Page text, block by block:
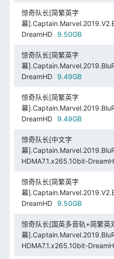
惊奇队长[简繁英字
幕
DreamHD
9.50GB
惊奇队长[简繁英字
幕
DreamHD
9.49GB
惊奇队长[简繁英字
幕
DreamHD
9.49GB
惊奇队长[中文字
幕
HDMA7.1.x265.10bit-
惊奇队长[简繁英字
幕
DreamHD
9.50GB
惊奇队长[国英多音轨+简繁英
幕
HDMA7.1.x265.10bit-